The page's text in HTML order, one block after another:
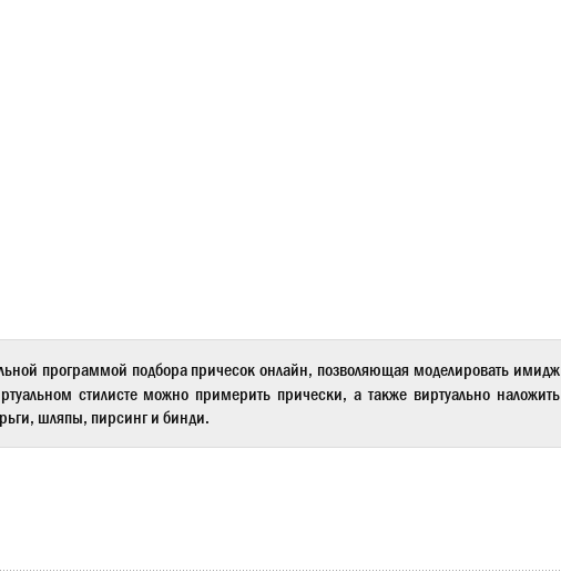
программой подбора причесок онлайн, позволяющая моделировать имидж
стилистеможно примерить прически, а также виртуально наложить
шляпы, пирсинг и бинди.